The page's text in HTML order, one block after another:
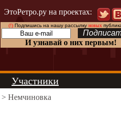
ЭтоРетро.ру на проектах:
(!)Подпишись на нашу рассылку новых
И узнавай о них первым!
Участники
> Немчиновка